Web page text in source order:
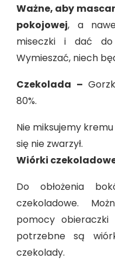
Ważne, aby
pokojowej, a
miseczki i dać do
Wymieszać, niech
Czekolada –
80%.
Nie miksujemy
się nie zwarzył.
Wiórki
Do obłożenia
czekoladowe.
pomocy
potrzebne są
czekolady.